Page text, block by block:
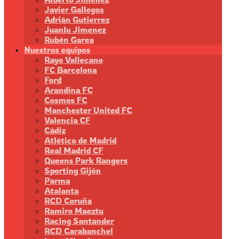
Javier Gallegos
Adrián Gutierrez
Juanlu Jimenez
Rubén Garea
Nuestros equipos
Rayo Vallecano
FC Barcelona
Ford
Arandina FC
Cosmos FC
Manchester United FC
Valencia CF
Cádiz
Atlético de Madrid
Real Madrid CF
Queens Park Rangers
Sporting Gijón
Parma
Atalanta
RCD Coruña
Ramiro Maeztu
Racing Santander
RCD Carabanchel